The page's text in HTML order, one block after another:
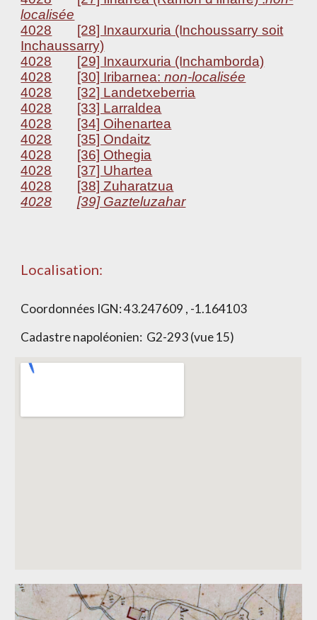
localisée
4028
[28] Inxaurxuria (Inchoussarry soit
Inchaussarry)
4028
[29] Inxaurxuria (Inchamborda)
4028
[30] Iribarnea:non-localisée
4028
[32] Landetxeberria
4028
[33] Larraldea
4028
[34] Oihenartea
4028
[35] Ondaitz
4028
[36] Othegia
4028
[37] Uhartea
4028
[38] Zuharatzua
4028
[39] Gazteluzahar
Localisation:
Coordonnées IGN:43.247609 , -1.164103
Cadastre napoléonien: G2-293 (vue 15)